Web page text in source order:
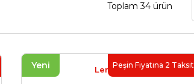
Toplam 34 ürün
Yeni Peşin Fiyatına 2 Taksit
Lenovo